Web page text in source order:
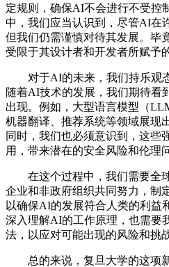
定规则，确保AI不会进行不受控
中，我们应当认识到，尽管AI在
但我们仍需谨慎对待其发展。毕
受限于其设计者和开发者所赋予
对于AI的未来，我们持乐观态
随着AI技术的发展，我们期待看
出现。例如，大型语言模型（
机器翻译、推荐系统等领域展现
同时，我们也必须意识到，这些
用，带来潜在的安全风险和伦理
在这个过程中，我们需要全球
企业和非政府组织共同努力，制
以确保AI的发展符合人类的利益
深入理解AI的工作原理，也需要
法，以应对可能出现的风险和挑战
总的来说，复旦大学的这项